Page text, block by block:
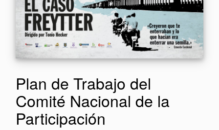
Plan de Trabajo del
Comité Nacional de la
Participación